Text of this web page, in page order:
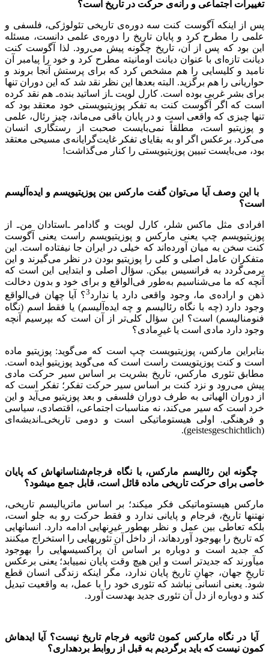
تغییرات اجتماعی و رانه‌ی حرکت در تاریخ است؟
پس از اینکه آگوست کنت سه دوره‌ی تاریخی تئولوژکی، فلسفی و
علمی را مطرح کرد و پایان تاریخ را دوره‌ی علمی دانست، مسئله
این بود که پس از آن، تاریخ چگونه پیش می‌رود. لذا آگوست کنت
دیانت تازه‌ای با عنوان دیانت اومانیته مطرح کرد و خود را پیامبر آن
نامید و کلیسایی را هم مشخص کرد که برای پرستش آنجا بروند و
حواریانی را هم برگزید. البته بعدها این نظر نقد شد که این دوران تنها
برای بشر غربی بوده است. کارل لویت ـ‌از اساتید بنده‌ـ هم نقد کرده
است که اگر آگوست کنت به تفکر پوزیتیویستی خود معتقد بود که
تنها چیزی که واقعی است و در پایان باقی می‌ماند، چیز رئال، علمی
و پوزیتیو است، مطلقاً نمی‌بایست صحبت از رستگاری انسان
می‌کرد. برعکس اگر او به بقایای تفکر غایت‌گرایانه‌ی مسیحی معتقد
بود، می‌بایست تبیین پوزیتیویستی را کنار می‌گذاشت!
با این وصف آیا می‌توان گفت مارکس بین پوزیتیویسم و ایده‌آلیسم
است؟
افرادی مثل ماکس شلر، کارل لویت و گادامر ـ‌استادان من‌ـ از
پوزیتیویسم چپ یعنی مارکس و پوزیتیویسم راست یعنی آگوست
کنت سخن به میان آورده‌اند که خیلی در ایران جا نیفتاده است. این
متفکران عامل اصلی و کلی را پوزیتیو بودن در نظر می‌گیرند و این
برمی‌گردد به فرانسیس بیکن. سؤال اصلی و ابتدایی این است که
آنچه که ما می‌شناسیم به‌طور فی‌الواقع و برای خود و بدون دخالت
ذهن و اراده‌ی ما، وجود واقعی دارد یا ندارد3؟ آیا چهان فی‌الواقع
وجود دارد (چه با نگاه رئالیسم و چه ایده‌آلیسم) یا فقط اسم (نگاه
فنومنالیسم) است؟ این سؤال کلی‌تر از آن است که بپرسیم آنچه
وجود دارد مادی است یا غیرِمادی؟
بنابراین مارکس، پوزیتیویست چپ است که می‌گوید: پوزیتیو ماده
است و کنت پوزیتویست راست است که می‌گوید پوزیتیو ایده است.
مطابق تئوری مارکس، تاریخ بشریت بر اساس سیر حرکت مادی
پیش می‌رود و نزد کنت بر اساس سیر حرکت تفکر؛ تفکر است که
از دوران الهیاتی به طرف دوران فلسفی و بعد پوزیتیو می‌آید و این
خرد است که سیر می‌کند، نه مناسبات اجتماعی، اقتصادی، سیاسی
و فرهنگی. اولی هیستوماتیکی است و دومی تاریخی‌ـ‌اندیشه‌ای
(
geistesgeschichtlich
).
چگونه این رئالیسم مارکس، با نگاه فرجام‌شناسانه‏اش که پایان
خاصی برای حرکت تاریخی ماده قائل است، قابل جمع می‏شود؟
مارکس هیستوماتیکی فکر می‏کند؛ بر اساس ماتریالیسم تاریخی،
نه‏تنها تاریخ، فرجام و پایانی ندارد و فقط حرکت رو به جلو است،
بلکه تعاطی بین عمل و نظر به‏طور غیرِنهایی ادامه دارد. انسان‏هایی
که تاریخ را به‏وجود آورده‏اند، از داخل آن تئوری‏هایی را استخراج می‏کنند
که جدید است و دوباره بر اساس آن پراکسیس‏هایی را به‏وجود
می‏آورند که جدیدتر است و این هیچ وقت پایان نمی‏یابد؛ یعنی برعکس
تاریخِ جهان،‌ جهانِ تاریخ پایان ندارد، مگر اینکه زندگی انسان قطع
شود. یعنی انسانی نباشد که تئوری خود را با عمل، به واقعیت تبدیل
کند و دوباره از دل آن تئوری جدید به‏دست آورد.
آیا در نگاه مارکس کمون ثانویه فرجام تاریخ نیست؟ آیا ایده‏اش
کمون نیست که باید برگردیم به قبل از روابط برده‏داری؟